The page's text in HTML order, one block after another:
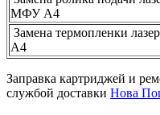
МФУ А4
Замена термопленки
А4
Заправка картриджей и
службой доставки Нова